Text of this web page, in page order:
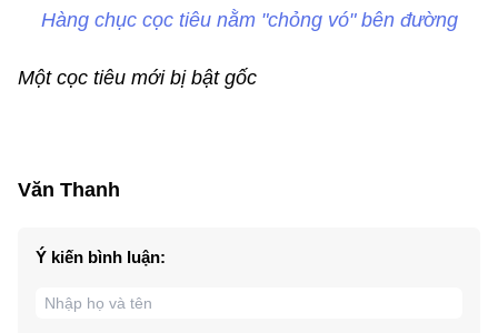
Hàng chục cọc tiêu nằm "chỏng vó" bên đường
Một cọc tiêu mới bị bật gốc
Văn Thanh
Ý kiến bình luận: